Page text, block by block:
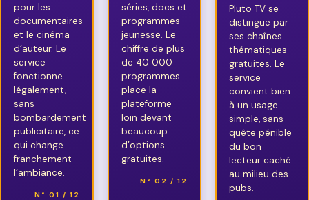
pour les
documentaires
et le cinéma
d’auteur. Le
service
fonctionne
légalement,
sans
bombardement
publicitaire, ce
qui change
franchement
l’ambiance.
N° 01 / 12
séries, docs et
programmes
jeunesse. Le
chiffre de plus
de 40 000
programmes
place la
plateforme
loin devant
beaucoup
d’options
gratuites.
N° 02 / 12
Pluto TV se
distingue par
ses chaînes
thématiques
gratuites. Le
service
convient bien
à un usage
simple, sans
quête pénible
du bon
lecteur caché
au milieu des
pubs.